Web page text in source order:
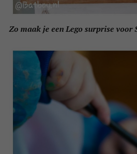
Zo maak je een Lego surprise voor